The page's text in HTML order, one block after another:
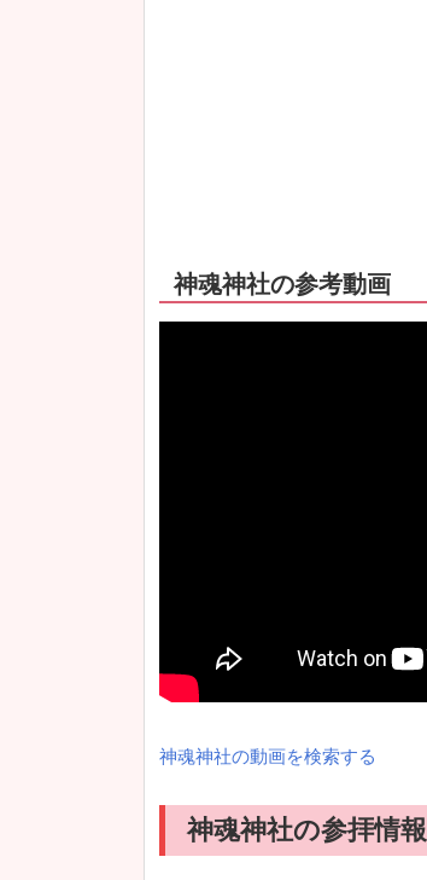
神魂神社の参考動画
神魂神社の動画を検索する
神魂神社の参拝情報